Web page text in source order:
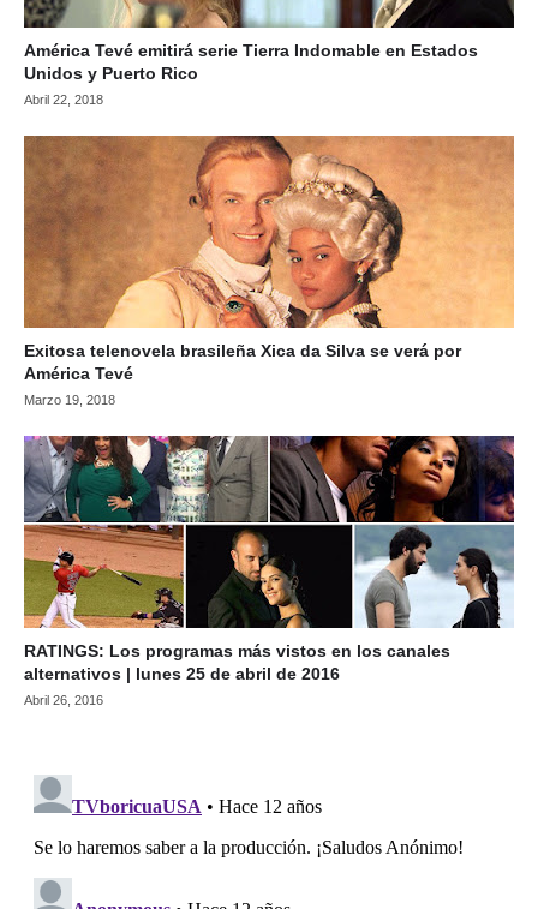
América Tevé emitirá serie Tierra Indomable en Estados
Unidos y Puerto Rico
Abril 22, 2018
Exitosa telenovela brasileña Xica da Silva se verá por
América Tevé
Marzo 19, 2018
RATINGS: Los programas más vistos en los canales
alternativos | lunes 25 de abril de 2016
Abril 26, 2016